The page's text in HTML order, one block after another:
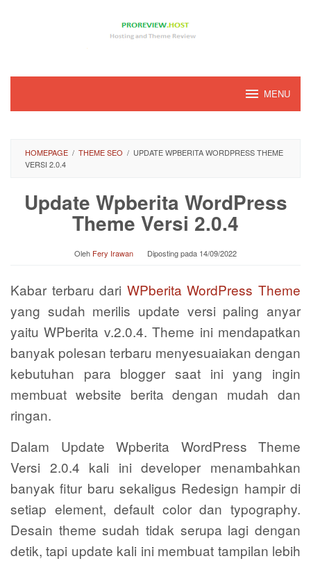
MENU
HOMEPAGE / THEME SEO / UPDATE WPBERITA WORDPRESS THEME
VERSI 2.0.4
Update Wpberita WordPress
Theme Versi 2.0.4
Oleh Fery Irawan Diposting pada 14/09/2022
Kabar terbaru dari WPberita WordPress Theme
yang sudah merilis update versi paling anyar
yaitu WPberita v.2.0.4. Theme ini mendapatkan
banyak polesan terbaru menyesuaiakan dengan
kebutuhan para blogger saat ini yang ingin
membuat website berita dengan mudah dan
ringan.
Dalam Update Wpberita WordPress Theme
Versi 2.0.4 kali ini developer menambahkan
banyak fitur baru sekaligus Redesign hampir di
setiap element, default color dan typography.
Desain theme sudah tidak serupa lagi dengan
detik, tapi update kali ini membuat tampilan lebih